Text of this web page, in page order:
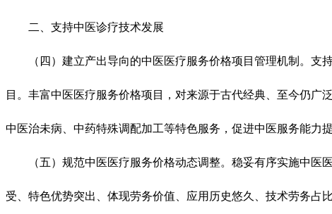
二、支持中医诊疗技术发展
（四）建立产出导向的中医医疗服务价格项目管理机制。支持
目。丰富中医医疗服务价格项目，对来源于古代经典、至今仍广
中医治未病、中药特殊调配加工等特色服务，促进中医服务能力
（五）规范中医医疗服务价格动态调整。稳妥有序实施中医医
受、特色优势突出、体现劳务价值、应用历史悠久、技术劳务占